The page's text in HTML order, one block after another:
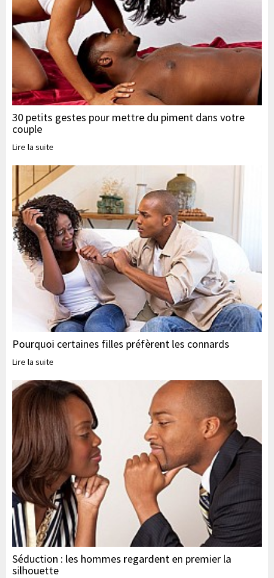
30 petits gestes pour mettre du piment dans votre
couple
Lire la suite
Pourquoi certaines filles préfèrent les connards
Lire la suite
Séduction : les hommes regardent en premier la
silhouette